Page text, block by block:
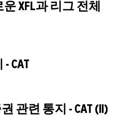
XFL과 리그 전체
CAT
관련 통지 - CAT (II)